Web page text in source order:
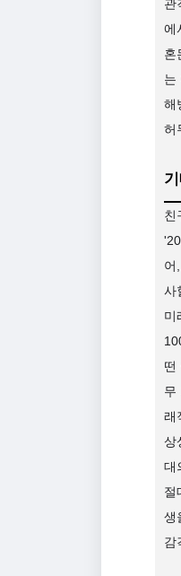
관
에
혼
는
해
허
친
어
사
미
떤
무
래
상
대
절
생
감